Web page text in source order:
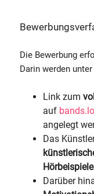
Die Bewerbung
Darin werden
Link zum
auf
angelegt
Das
Hörbeispiele
Darüber